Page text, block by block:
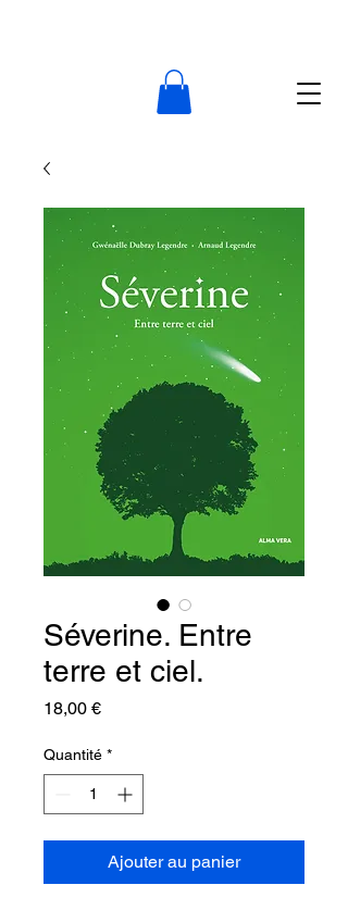
Séverine. Entre
terre et ciel.
18,00 €Prix
Quantité *
Ajouter au panier